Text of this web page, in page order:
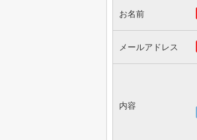
お名前
メールアドレス
内容